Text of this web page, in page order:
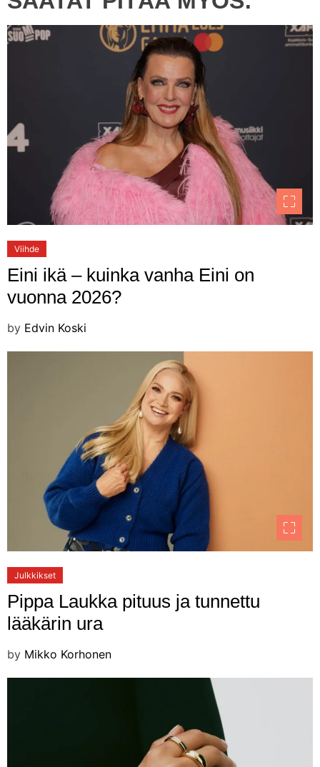
Viihde
Eini ikä – kuinka vanha Eini on
vuonna 2026?
by Edvin Koski
Julkkikset
Pippa Laukka pituus ja tunnettu
lääkärin ura
by Mikko Korhonen